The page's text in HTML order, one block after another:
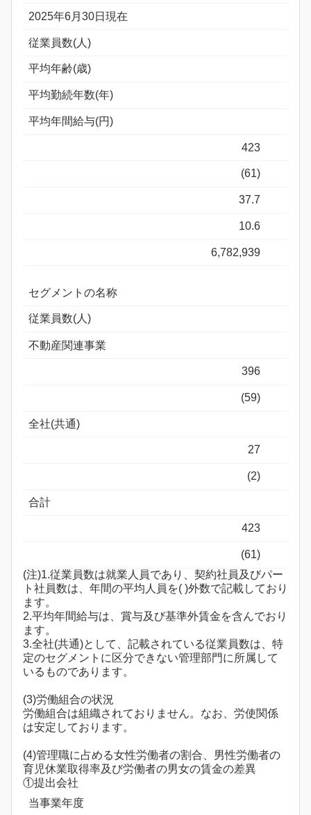
2025年6月30日現在
従業員数(人)
平均年齢(歳)
平均勤続年数(年)
平均年間給与(円)
423
(61)
37.7
10.6
6,782,939
セグメントの名称
従業員数(人)
不動産関連事業
396
(59)
全社(共通)
27
(2)
合計
423
(61)
(注)1.従業員数は就業人員であり、契約社員及びパー
ト社員数は、年間の平均人員を( )外数で記載しており
ます。
2.平均年間給与は、賞与及び基準外賃金を含んでおり
ます。
3.全社(共通)として、記載されている従業員数は、特
定のセグメントに区分できない管理部門に所属して
いるものであります。
(3)労働組合の状況
労働組合は組織されておりません。なお、労使関係
は安定しております。
(4)管理職に占める女性労働者の割合、男性労働者の
育児休業取得率及び労働者の男女の賃金の差異
①提出会社
当事業年度